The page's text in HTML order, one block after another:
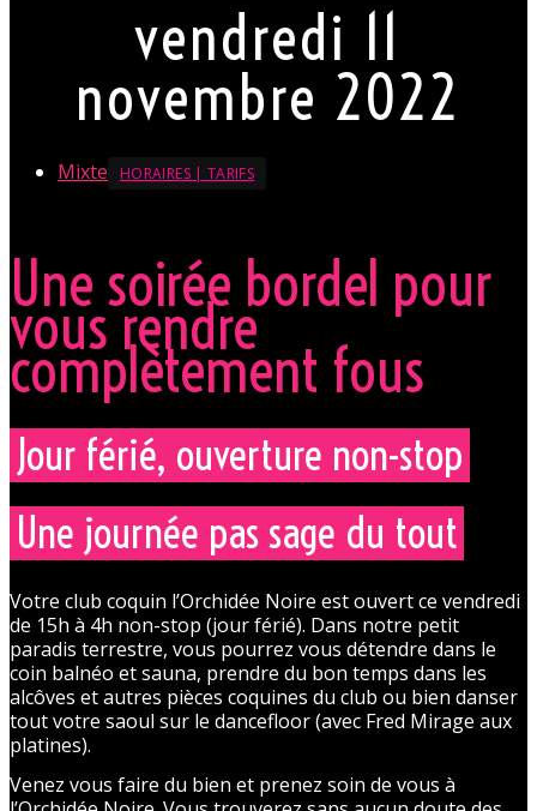
vendredi 11
novembre 2022
Mixte HORAIRES | TARIFS
Une soirée bordel pour
vous rendre
complètement fous
Jour férié, ouverture non-stop
Une journée pas sage du tout
Votre club coquin l’Orchidée Noire est ouvert ce vendredi
de 15h à 4h non-stop (jour férié). Dans notre petit
paradis terrestre, vous pourrez vous détendre dans le
coin balnéo et sauna, prendre du bon temps dans les
alcôves et autres pièces coquines du club ou bien danser
tout votre saoul sur le dancefloor (avec Fred Mirage aux
platines).
Venez vous faire du bien et prenez soin de vous à